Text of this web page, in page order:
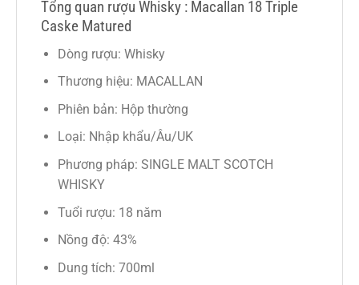
Tổng quan rượu Whisky : Macallan 18 Triple
Caske Matured
Dòng rượu: Whisky
Thương hiệu: MACALLAN
Phiên bản: Hộp thường
Loại: Nhập khẩu/Âu/UK
Phương pháp: SINGLE MALT SCOTCH
WHISKY
Tuổi rượu: 18 năm
Nồng độ: 43%
Dung tích: 700ml